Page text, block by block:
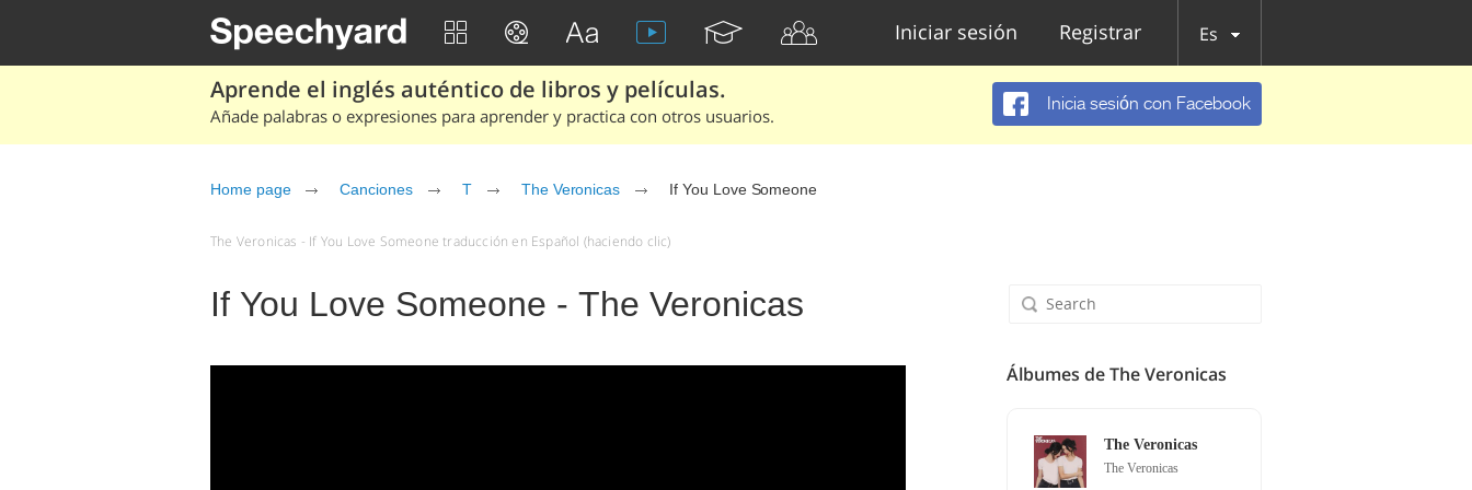
Iniciar sesión Registrar Es
Aprende el inglés auténtico de libros y películas.
Añade palabras o expresiones para aprender y practica con otros usuarios.
Inicia sesión con Facebook
Home page Canciones T The Veronicas If You Love Someone
The Veronicas - If You Love Someone traducción en Español (haciendo clic)
If You Love Someone - The Veronicas
Álbumes de The Veronicas
The Veronicas
The Veronicas